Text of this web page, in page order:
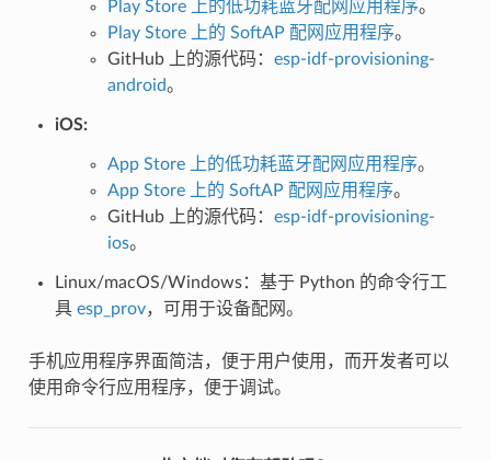
Play Store 上的低功耗蓝牙配网应用程序。
Play Store 上的 SoftAP 配网应用程序。
GitHub 上的源代码： esp-idf-provisioning-
android。
iOS:
App Store 上的低功耗蓝牙配网应用程序。
App Store 上的 SoftAP 配网应用程序。
GitHub 上的源代码： esp-idf-provisioning-
ios。
Linux/macOS/Windows：基于 Python 的命令行工
具 esp_prov，可用于设备配网。
手机应用程序界面简洁，便于用户使用，而开发者可以
使用命令行应用程序，便于调试。